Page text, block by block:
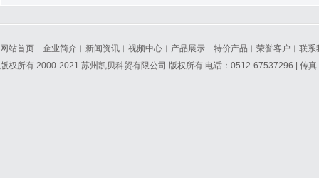
网站首页 ︱ 企业简介 ︱ 新闻资讯 ︱ 视频中心 ︱ 产品展示 ︱ 特价产品 ︱ 荣誉客户 ︱ 联系
版权所有 2000-2021 苏州凯贝科贸有限公司 版权所有 电话：0512-67537296 | 传